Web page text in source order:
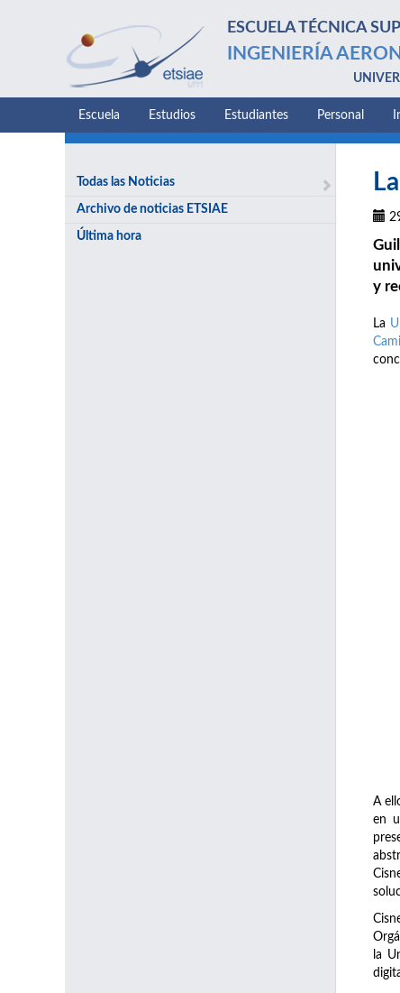
ESCUELA TÉCNICA
INGENIERÍA
Escuela Estudios Estudiantes Personal
Todas las Noticias
Archivo de noticias ETSIAE
Última hora
y
La
A
en
la